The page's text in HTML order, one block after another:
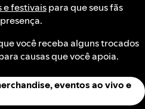
e festivaispara que seus fãs
você receba alguns trocados
causas que você apoia.
eventos ao vivo e